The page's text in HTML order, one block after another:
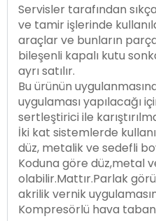
Servisler tarafından
ve tamir işlerinde
araçlar ve bunların
bileşenli kapalı kutu
ayrı satılır.
Bu ürünün
uygulaması yapılacağı
sertleştirici ile
İki kat sistemlerde
düz, metalik ve sedefli
Koduna göre düz,metal
olabilir.Mattır.Parlak
akrilik vernik
Kompresörlü hava